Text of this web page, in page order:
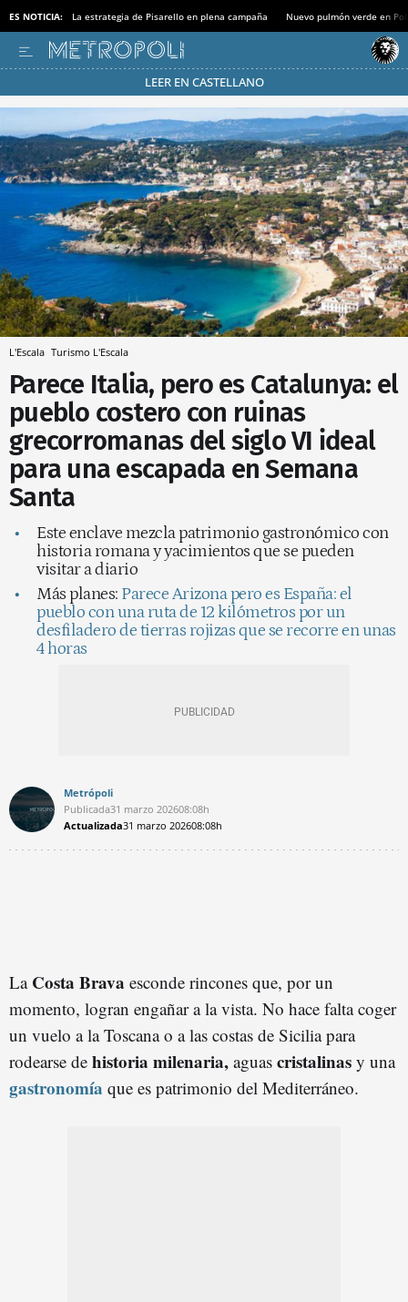
ES NOTICIA: La estrategia de Pisarello en plena campaña Nuevo pulmón verde en
LEER EN CASTELLANO
Pásate al MODO AHORRO
L'Escala Turismo L'Escala
Parece Italia, pero es Catalunya: el
pueblo costero con ruinas
grecorromanas del siglo VI ideal
para una escapada en Semana
Santa
Este enclave mezcla patrimonio gastronómico con
historia romana y yacimientos que se pueden
visitar a diario
Más planes: Parece Arizona pero es España: el
pueblo con una ruta de 12 kilómetros por un
desfiladero de tierras rojizas que se recorre en unas
4 horas
Metrópoli
Publicada31 marzo 202608:08h
Actualizada31 marzo 202608:08h
La Costa Brava esconde rincones que, por un
momento, logran engañar a la vista. No hace falta coger
un vuelo a la Toscana o a las costas de Sicilia para
rodearse de historia milenaria, aguas cristalinas y una
gastronomía que es patrimonio del Mediterráneo.